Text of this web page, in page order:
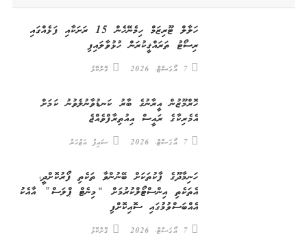
ހަލާލް ޓޫރިޒަމް ހިމެނޭހެން 15 ރަށަކާއި ފަޅެއްގައި
ރިސޯޓު ތަރައްޤީކުރަން ހުޅުވާލައިފި
7 އޯގަސްޓް، 2026 ގޮށްކޮޅު
ހޮރްމޫޒުން އީރާނުގެ ބާރު ކަނޑުވާނުލެވުނު ކަމަށް
އެމެރިކާގެ ރައީސް އިއުތިރާފްވެއްޖެ
7 އޯގަސްޓް، 2026 ސައިފު އަޒުހަރު
ހަނިމާދޫގެ ޕާކުތަކަށް ބޭނުންވާ ތަކެތި ފޯރުކޮށްދީ،
އެތަކެތި އިންސްޓޯލްކުރުމަށް “މިނެޓް ޕްލަސް” އާއެކު
އެއްބަސްވުމުގައި ސޮއިކޮށްފި
7 އޯގަސްޓް، 2026 ގޮށްކޮޅު